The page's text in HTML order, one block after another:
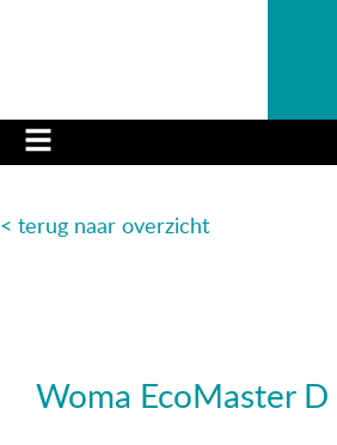
< terug naar overzicht
Woma EcoMaster